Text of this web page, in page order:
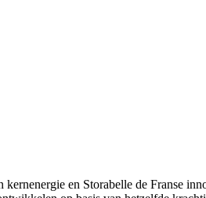
en Storabelle de Franse